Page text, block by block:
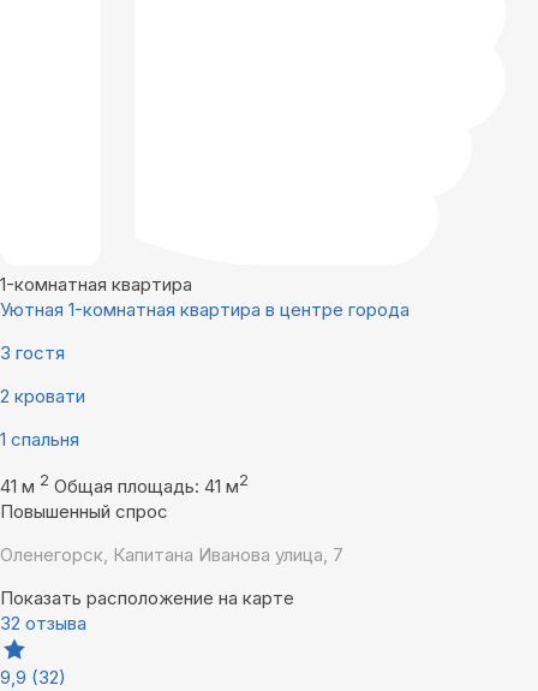
1-комнатная квартира
Уютная 1-комнатная квартира в центре города
3 гостя
2 кровати
1 спальня
41 м 2 Общая площадь: 41 м2
Повышенный спрос
Оленегорск, Капитана Иванова улица, 7
Показать расположение на карте
32 отзыва
9,9 (32)